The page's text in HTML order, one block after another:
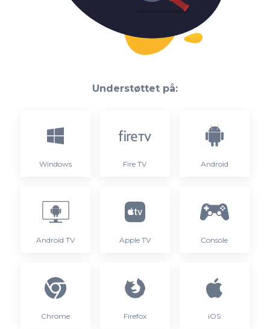
Understøttet på:
Windows Fire TV Android
Android TV Apple TV Console
Chrome Firefox iOS